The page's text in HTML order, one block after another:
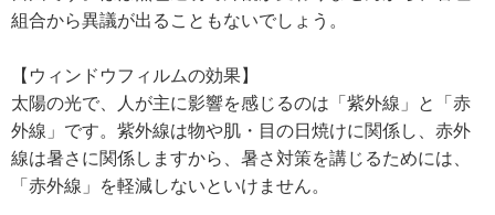
組合から異議が出ることもないでしょう。
【ウィンドウフィルムの効果】
太陽の光で、人が主に影響を感じるのは「紫外線」と「赤
外線」です。紫外線は物や肌・目の日焼けに関係し、赤外
線は暑さに関係しますから、暑さ対策を講じるためには、
「赤外線」を軽減しないといけません。